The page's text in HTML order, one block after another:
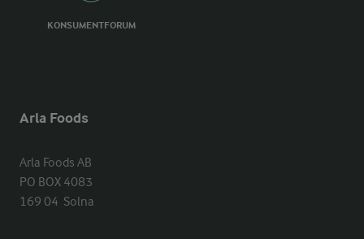
KONSUMENTFORUM
Arla Foods
Arla Foods AB
PO BOX 4083
169 04  Solna